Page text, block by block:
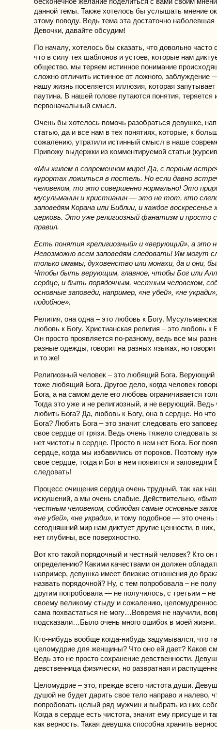
данной темы. Также хотелось бы услышать мнение
этому поводу. Ведь тема эта достаточно
Девочки, давайте обсудим!
По началу, хотелось бы сказать, что довольно часто
что в силу тех шаблонов и устоев, которые нам
общество, мы теряем истинное понимание
сложно отличить истинное от ложного, заблуждение
нашу жизнь поселяется иллюзия, которая запутывает
паутина. В нашей голове путаются понятия, теряется
первоначальный смысл.
Очень бы хотелось помочь разобраться девушке,
статью, да и все нам в тех понятиях, которые, к
сожалению, утратили истинный смысл в наше
Привожу выдержки из комментируемой статьи
«Мы живем в современном мире! Да, с первым
курортах ложиться в постель. Но если давно
человеком, то это совершенно нормально! Это
мусульманин и христианин — это не тот, кто
заповедям Корана или Библии, и каждое воскресенье
церковь. Это уже религиозный фанатизм и просто
правил.
Есть понятия «религиозный» и «верующий», а это
Невозможно всем заповедям следовать! Им могут
только имамы, духовенство или монахи, да и они,
Чтобы быть верующим, главное, чтобы Бог или
сердце, и быть порядочным, честным человеком,
основные заповеди, например, «не убей», «не
подобное».
Религия, она одна – это любовь к Богу.
любовь к Богу. Христианская религия – это любовь к
Он просто проявляется по-разному, ведь все мы
разные одежды, говорит на разных языках, но
и то же!
Религиозный человек – это любящий Бога. Верующий
тоже любящий Бога. Другое дело, когда человек
Бога, а на самом деле его любовь ограничивается
Тогда это уже и не религиозный, и не верующий. Ведь
любить Бога? Да, любовь к Богу, она в сердце. Но
Бога? Любить Бога – это значит следовать его
свое сердце от грязи. Ведь очень тяжело следовать
нет чистоты в сердце. Просто в нем нет Бога. Бог
сердце, когда мы избавились от пороков. Поэтому
свое сердце, тогда и Бог в нем появится и заповедям
следовать!
Процесс очищения сердца очень трудный, так как
искушений, а мы очень слабые. Действительно,
честным человеком, соблюдая самые основные
«не убей», «не укради», и тому подобное — это очень
сегодняшний мир нам диктует другие ценности, в
нет глубины, все поверхностно.
Вот кто такой порядочный и честный человек? Кто он
определению? Какими качествами он должен
например, девушка имеет близкие отношения до
назвать порядочной? Ну, с тем попробовала – не
другим попробовала — не получилось, с третьим –
своему великому стыду и сожалению,
сама похвастаться не могу…Вовремя не научили,
подсказали…Было очень много ошибок в моей
Кто-нибудь вообще когда-нибудь задумывался, что
целомудрие для женщины? Что оно ей дает? Каков
Ведь это не просто сохранение девственности.
девственница физически, но развратная и
Целомудрие – это, прежде всего чистота души.
душой не будет дарить свое тело направо и налево,
попробовать целый ряд мужчин и выбрать из них
Когда в сердце есть чистота, значит ему присуще и
как верность. Такая девушка способна хранить